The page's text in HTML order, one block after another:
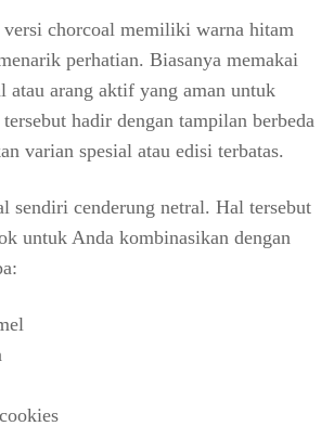
chorcoal memiliki warna hitam
perhatian. Biasanya memakai
atau arang aktif yang aman untuk
hadir dengan tampilan berbeda
varian spesial atau edisi terbatas.
sendiri cenderung netral. Hal tersebut
untuk Anda kombinasikan dengan